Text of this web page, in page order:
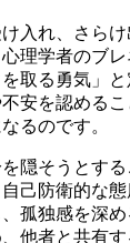
入れ、さら
理学者のブレ
取る勇気」
安を認める
るのです。
隠そうとす
己防衛的な態
孤独感を深め
他者と共有